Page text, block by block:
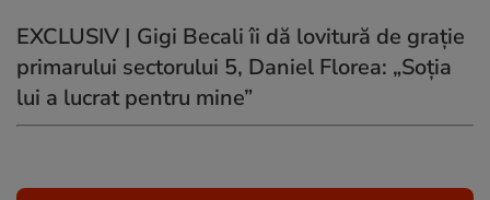
EXCLUSIV | Gigi Becali îi dă lovitură de grație
primarului sectorului 5, Daniel Florea: „Soția
lui a lucrat pentru mine”